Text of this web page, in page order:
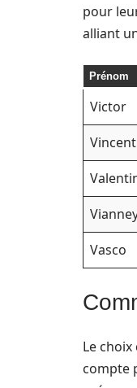
pour
alliant
Prénom
Victor
Vincent
Vasco
Le
compte